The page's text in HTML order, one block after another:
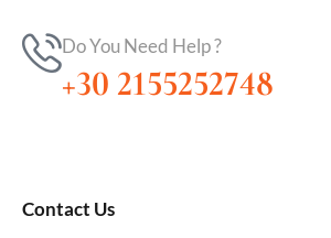
Do You Need Help ?
+30 2155252748
Contact Us